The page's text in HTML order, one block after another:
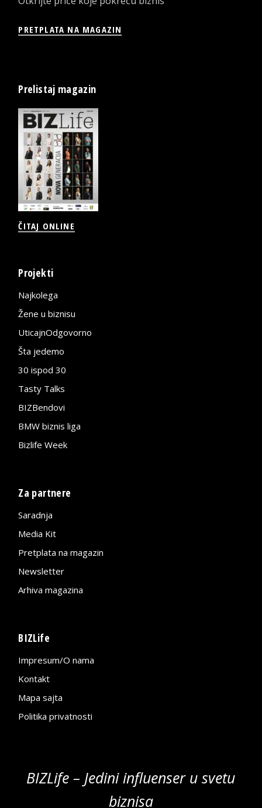
PRETPLATA NA MAGAZIN
Prelistaj magazin
ČITAJ ONLINE
Projekti
Najkolega
Žene u biznisu
UticajnOdgovorno
Šta jedemo
30 ispod 30
Tasty Talks
BIZBendovi
BMW biznis liga
Bizlife Week
Za partnere
Saradnja
Media Kit
Pretplata na magazin
Newsletter
Arhiva magazina
BIZLife
Impresum/O nama
Kontakt
Mapa sajta
Politika privatnosti
BIZLife – Jedini influenser u svetu
biznisa